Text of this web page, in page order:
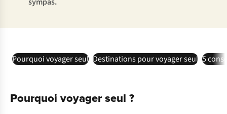
Pourquoi voyager seul Destinations pour voyager seul 5
Pourquoi voyager seul ?